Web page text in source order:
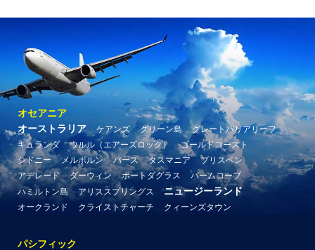
オセアニア
オーストラリア
ケアンズ グリーン島
グレートバリアリーフ
キュランダ
ウルル（エアーズロック）
ゴールドコースト
シドニー
メルボルン パース タスマニア
ブリスベン
アデレード
ダーウィン ポートダグラス
パームコーブ
ハミルトン島
アリススプリングス ニュージーランド
オークランド クライストチャーチ クィーンズタウン
パシフィック